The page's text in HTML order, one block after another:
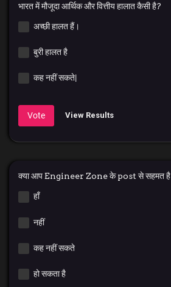
भारत में मौजूदा आर्थिक और वित्तीय हालात कैसी है?
अच्छी हालत हैं।
बुरी हालत है
कह नहीं सकते|
Vote View Results
क्या आप Engineer Zone के post से सहमत है
हाँ
नहीं
कह नहीं सकते
हो सकता है